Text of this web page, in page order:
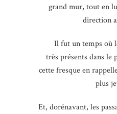
grand mur, tout en
direction
Il fut un temps où
très présents dans le
cette fresque en
plus
Et, dorénavant, les